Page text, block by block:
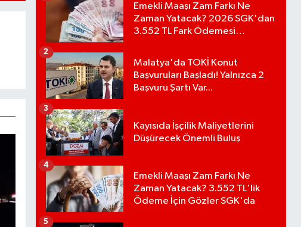
Emekli Maaşı Zam Farkı Ne
Zaman Yatacak? 2026 SGK'dan
3.552 TL Fark Ödemesi
Malatya'da TOKİ Konut
Başvuruları Başladı! Yalnızca 2
Başvuru Şartı Var...
2
Kayısıda İşçilik Maliyetlerini
Düşürecek Önemli Buluş
3
Emekli Maaşı Zam Farkı Ne
Zaman Yatacak? 3.552 TL'lik
Ödeme İçin Gözler SGK'da
4
5